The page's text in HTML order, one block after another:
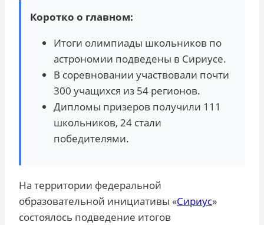
Коротко о главном:
Итоги олимпиады школьников по
астрономии подведены в Сириусе.
В соревновании участвовали почти
300 учащихся из 54 регионов.
Дипломы призеров получили 111
школьников, 24 стали
победителями.
На территории федеральной
образовательной инициативы «Сириус»
состоялось подведение итогов